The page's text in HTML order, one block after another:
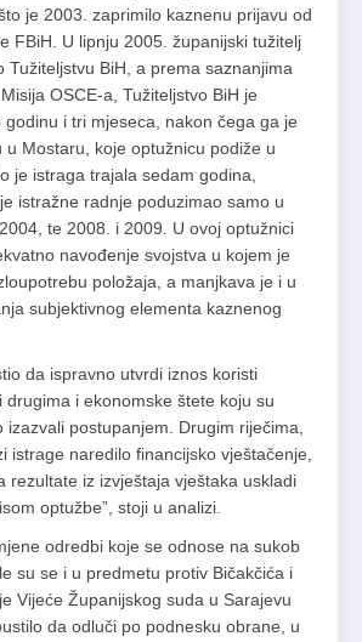
je 2003. zaprimilo kaznenu prijavu od
FBiH. U lipnju 2005. županijski tužitelj
Tužiteljstvu BiH, a prema saznanjima
OSCE-a, Tužiteljstvo BiH je
i tri mjeseca, nakon čega ga je
u Mostaru, koje optužnicu podiže u
je istraga trajala sedam godina,
istražne radnje poduzimao samo u
te 2008. i 2009. U ovoj optužnici
navođenje svojstva u kojem je
položaja, a manjkava je i u
subjektivnog elementa kaznenog
da ispravno utvrdi iznos koristi
drugima i ekonomske štete koju su
postupanjem. Drugim riječima,
istrage naredilo financijsko vještačenje,
rezultate iz izvještaja vještaka uskladi
optužbe”, stoji u analizi.
odredbi koje se odnose na sukob
su se i u predmetu protiv Bičakčića i
Vijeće Županijskog suda u Sarajevu
da odluči po podnesku obrane, u